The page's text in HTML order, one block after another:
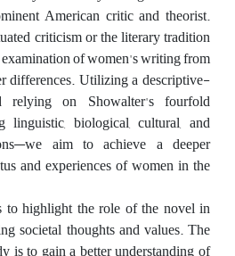
American critic and theorist.
criticism or the literary tradition
of women's writing from
differences. Utilizing a descriptive-
relying on Showalter's fourfold
linguistic, biological, cultural, and
aim to achieve a deeper
and experiences of women in the
to highlight the role of the novel in
societal thoughts and values. The